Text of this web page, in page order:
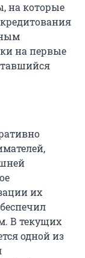
на которые
на первые
их
В текущих
одной из